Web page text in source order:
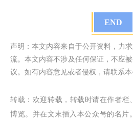
END
声明：本文内容来自于公开资料，力
流。本文内容不涉及任何保证，不应
议。如有内容意见或者侵权，请联系本
转载： 欢迎转载，转载时请在作者栏
博览。并在文末插入本公众号的名片。